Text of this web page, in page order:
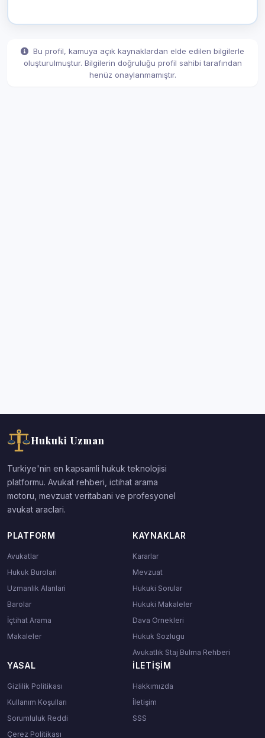
Bu profil, kamuya açık kaynaklardan elde edilen bilgilerle
oluşturulmuştur. Bilgilerin doğruluğu profil sahibi tarafından
henüz onaylanmamıştır.
Hukuki Uzman
Turkiye'nin en kapsamli hukuk teknolojisi
platformu. Avukat rehberi, ictihat arama
motoru, mevzuat veritabani ve profesyonel
avukat araclari.
PLATFORM
Avukatlar
Hukuk Burolari
Uzmanlik Alanlari
Barolar
İçtihat Arama
Makaleler
KAYNAKLAR
Kararlar
Mevzuat
Hukuki Sorular
Hukuki Makaleler
Dava Ornekleri
Hukuk Sozlugu
Avukatlık Staj Bulma Rehberi
YASAL
Gizlilik Politikası
Kullanım Koşulları
Sorumluluk Reddi
Çerez Politikası
İLETIŞIM
Hakkımızda
İletişim
SSS